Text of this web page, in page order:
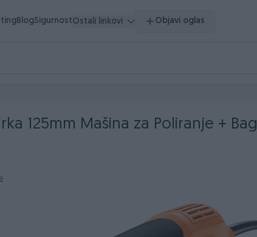
BlogSigurnostOstali linkovi Objavi oglas
125mm Mašina za Poliranje + Bag